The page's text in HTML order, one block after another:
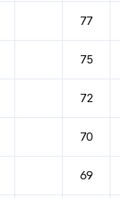
77
75
72
70
69